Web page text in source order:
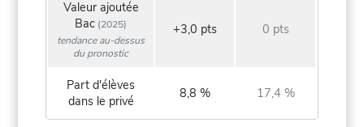
Valeur ajoutée
Bac (2025)
tendance au-dessus
du pronostic
+3,0 pts 0 pts
Part d'élèves
dans le privé
8,8 % 17,4 %